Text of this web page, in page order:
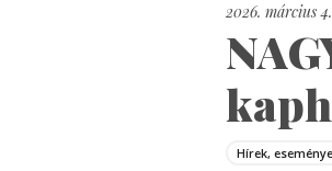
2026. március 4.
Hírek,